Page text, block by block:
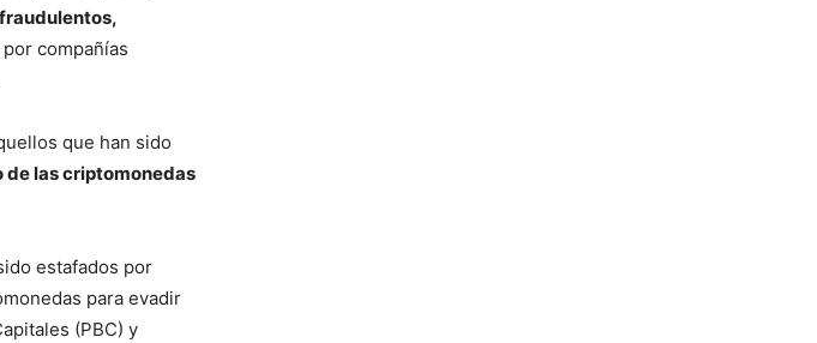
por compañías
que han sido
de las criptomonedas
estafados por
para evadir
(PBC) y